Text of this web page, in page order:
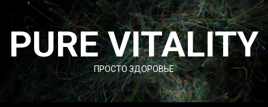
Перейти
содержимому
PURE VITALITY
ПРОСТО ЗДОРОВЬЕ